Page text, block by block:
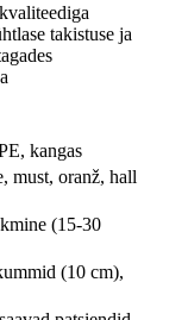
takistuse ja
kangas
must, oranž, hall
(15-30
(10 cm),